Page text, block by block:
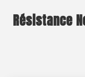
Résistance